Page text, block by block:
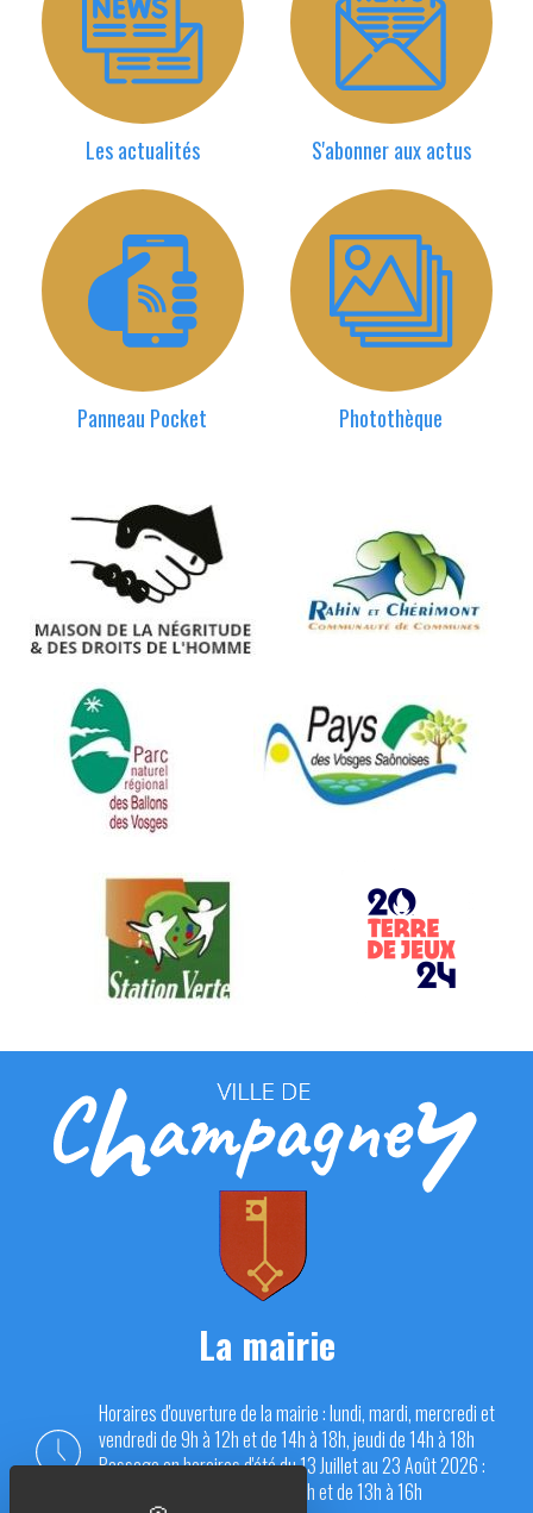
Les actualités S'abonner aux actus
Panneau Pocket Photothèque
La mairie
Horaires d'ouverture de la mairie : lundi, mardi, mercredi et
vendredi de 9h à 12h et de 14h à 18h, jeudi de 14h à 18h
Passage en horaires d'été du 13 Juillet au 23 Août 2026 :
du lundi au vendredi de 9h à 12h et de 13h à 16h